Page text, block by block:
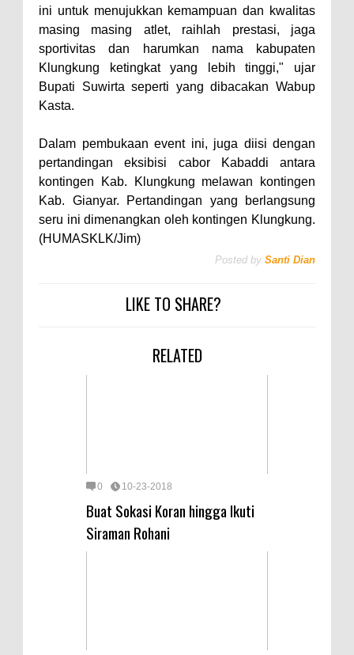
ini untuk menujukkan kemampuan dan kwalitas
masing masing atlet, raihlah prestasi, jaga
sportivitas dan harumkan nama kabupaten
Klungkung ketingkat yang lebih tinggi," ujar
Bupati Suwirta seperti yang dibacakan Wabup
Kasta.
Dalam pembukaan event ini, juga diisi dengan
pertandingan eksibisi cabor Kabaddi antara
kontingen Kab. Klungkung melawan kontingen
Kab. Gianyar. Pertandingan yang berlangsung
seru ini dimenangkan oleh kontingen Klungkung.
(HUMASKLK/Jim)
Posted by Santi Dian
LIKE TO SHARE?
RELATED
0 10-23-2018
Buat Sokasi Koran hingga Ikuti
Siraman Rohani